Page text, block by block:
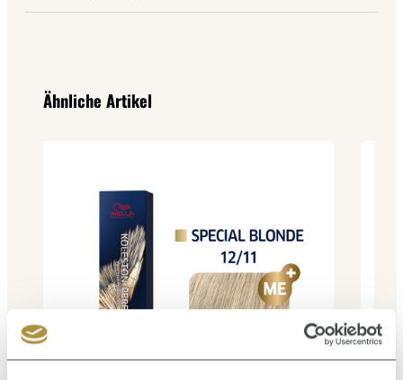
Produktgalerie überspringen
Ähnliche Artikel